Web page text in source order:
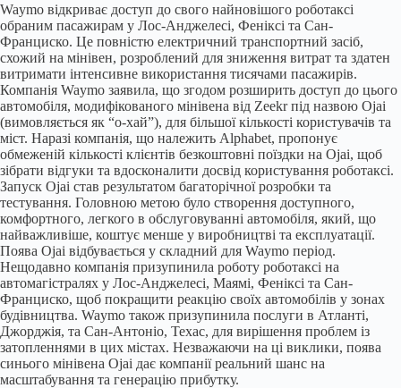
Waymo відкриває доступ до свого найновішого роботаксі
обраним пасажирам у Лос-Анджелесі, Феніксі та Сан-
Франциско. Це повністю електричний транспортний засіб,
схожий на мінівен, розроблений для зниження витрат та здатен
витримати інтенсивне використання тисячами пасажирів.
Компанія Waymo заявила, що згодом розширить доступ до цього
автомобіля, модифікованого мінівена від Zeekr під назвою Ojai
(вимовляється як “о-хай”), для більшої кількості користувачів та
міст. Наразі компанія, що належить Alphabet, пропонує
обмеженій кількості клієнтів безкоштовні поїздки на Ojai, щоб
зібрати відгуки та вдосконалити досвід користування роботаксі.
Запуск Ojai став результатом багаторічної розробки та
тестування. Головною метою було створення доступного,
комфортного, легкого в обслуговуванні автомобіля, який, що
найважливіше, коштує менше у виробництві та експлуатації.
Поява Ojai відбувається у складний для Waymo період.
Нещодавно компанія призупинила роботу роботаксі на
автомагістралях у Лос-Анджелесі, Маямі, Феніксі та Сан-
Франциско, щоб покращити реакцію своїх автомобілів у зонах
будівництва. Waymo також призупинила послуги в Атланті,
Джорджія, та Сан-Антоніо, Техас, для вирішення проблем із
затопленнями в цих містах. Незважаючи на ці виклики, поява
синього мінівена Ojai дає компанії реальний шанс на
масштабування та генерацію прибутку.